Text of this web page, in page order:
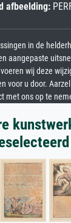
afbeelding:
in de
aangepaste
wij deze
voor u door.
met ons op te